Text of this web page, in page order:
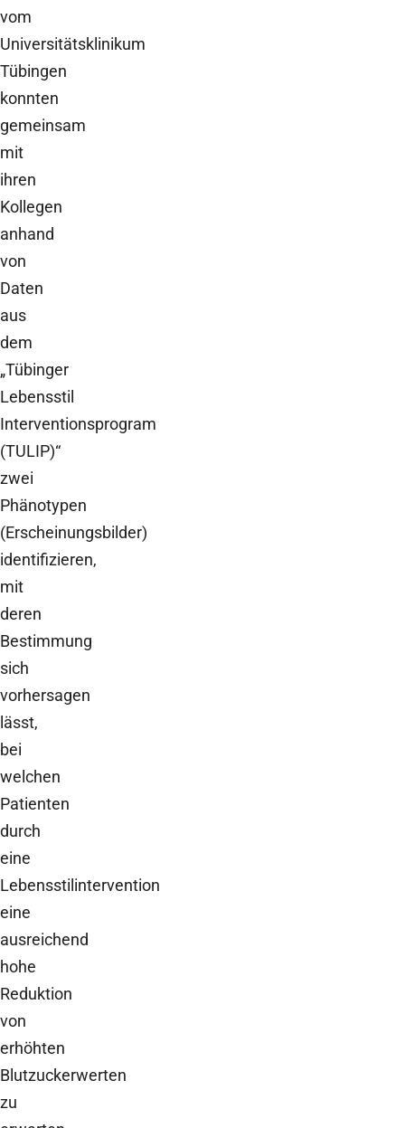
vom
Universitätsklinikum
Tübingen
konnten
gemeinsam
mit
ihren
Kollegen
anhand
von
Daten
aus
dem
„Tübinger
Lebensstil
Interventionsprogram
(TULIP)“
zwei
Phänotypen
(Erscheinungsbilder)
identifizieren,
mit
deren
Bestimmung
sich
vorhersagen
lässt,
bei
welchen
Patienten
durch
eine
Lebensstilintervention
eine
ausreichend
hohe
Reduktion
von
erhöhten
Blutzuckerwerten
zu